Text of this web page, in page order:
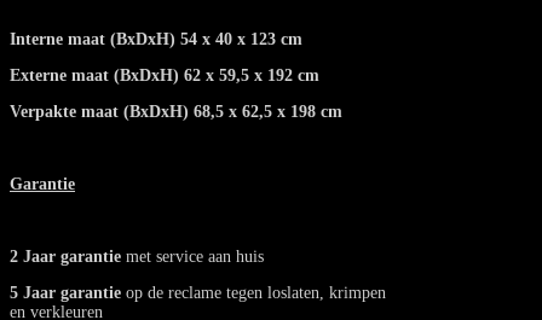
Interne maat (BxDxH) 54 x 40 x 123 cm
Externe maat (BxDxH) 62 x 59,5 x 192 cm
Verpakte maat (BxDxH) 68,5 x 62,5 x 198 cm
Garantie
2 Jaar garantie met service aan huis
5 Jaar garantie op de reclame tegen loslaten, krimpen
en verkleuren